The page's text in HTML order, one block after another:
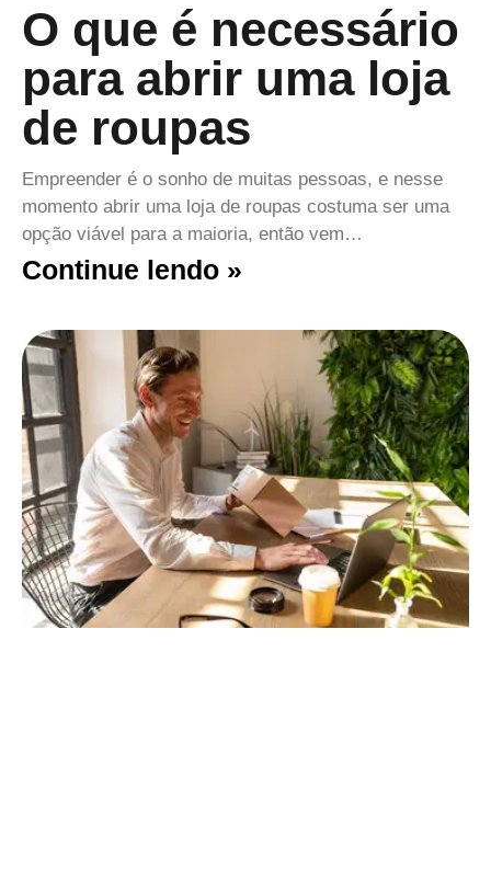
O que é necessário
para abrir uma loja
de roupas
Empreender é o sonho de muitas pessoas, e nesse
momento abrir uma loja de roupas costuma ser uma
opção viável para a maioria, então vem…
Continue lendo »